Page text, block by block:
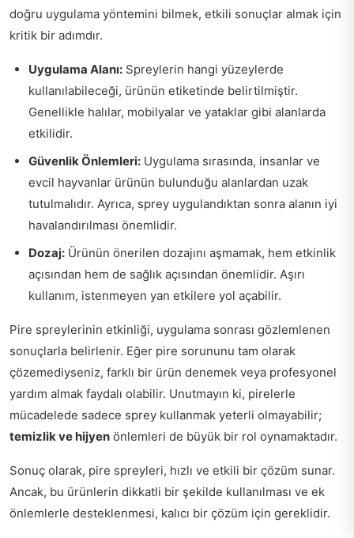
doğru uygulama yöntemini bilmek, etkili sonuçlar almak için
kritik bir adımdır.
Uygulama Alanı: Spreylerin hangi yüzeylerde
kullanılabileceği, ürünün etiketinde belirtilmiştir.
Genellikle halılar, mobilyalar ve yataklar gibi alanlarda
etkilidir.
Güvenlik Önlemleri: Uygulama sırasında, insanlar ve
evcil hayvanlar ürünün bulunduğu alanlardan uzak
tutulmalıdır. Ayrıca, sprey uygulandıktan sonra alanın iyi
havalandırılması önemlidir.
Dozaj: Ürünün önerilen dozajını aşmamak, hem etkinlik
açısından hem de sağlık açısından önemlidir. Aşırı
kullanım, istenmeyen yan etkilere yol açabilir.
Pire spreylerinin etkinliği, uygulama sonrası gözlemlenen
sonuçlarla belirlenir. Eğer pire sorununu tam olarak
çözemediyseniz, farklı bir ürün denemek veya profesyonel
yardım almak faydalı olabilir. Unutmayın ki, pirelerle
mücadelede sadece sprey kullanmak yeterli olmayabilir;
temizlik ve hijyen önlemleri de büyük bir rol oynamaktadır.
Sonuç olarak, pire spreyleri, hızlı ve etkili bir çözüm sunar.
Ancak, bu ürünlerin dikkatli bir şekilde kullanılması ve ek
önlemlerle desteklenmesi, kalıcı bir çözüm için gereklidir.